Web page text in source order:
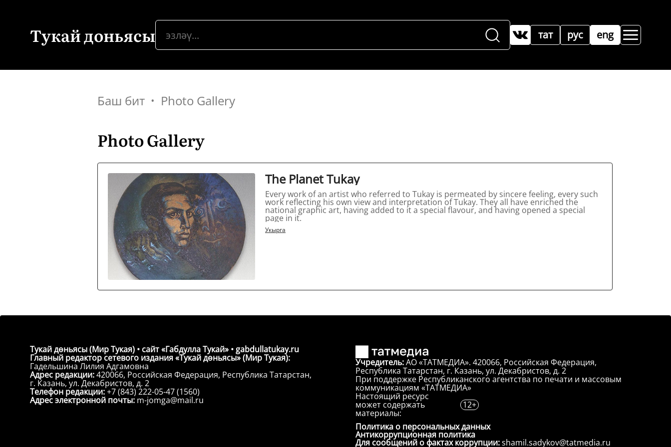
Тукай доньясы рус
тат eng
Баш бит Photo Gallery
Photo Gallery
The Planet Tukay
Every work of an artist who referred to Tukay is permeated by sincere feeling, every such
work reflecting his own view and interpretation of Tukay. They all have enriched the
national graphic art, having added to it a special flavour, and having opened a special
page in it.
Укырга
Тукай дөньясы (Мир Тукая) • сайт «Габдулла Тукай» • gabdullatukay.ru
Главный редактор сетевого издания «Тукай дөньясы» (Мир Тукая):
Гадельшина Лилия Адгамовна
Адрес редакции:420066, Российская Федерация, Республика Татарстан,
г. Казань, ул. Декабристов, д. 2
Телефон редакции:+7 (843) 222-05-47 (1560)
Адрес электронной почты: m-jomga@mail.ru
Политика о персональных данных
Антикоррупционная политика
Для сообщений о фактах коррупции:shamil.sadykov@tatmedia.ru
Учредитель:АО «ТАТМЕДИА». 420066, Российская Федерация,
Республика Татарстан, г. Казань, ул. Декабристов, д. 2
При поддержке Республиканского агентства по печати и массовым
коммуникациям «ТАТМЕДИА»
Настоящий ресурс
может содержать
материалы:
12+